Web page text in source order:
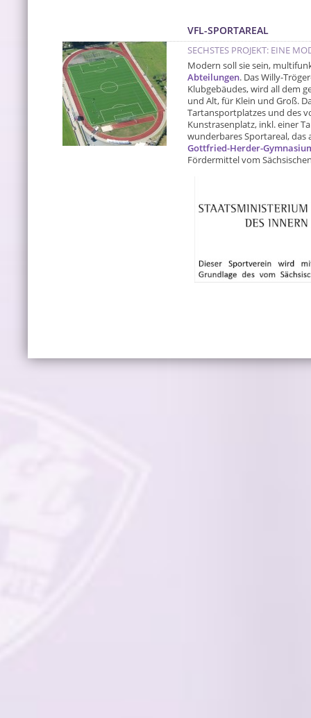
VFL-SPORTAREAL
SECHSTES PROJEKT: EINE
Modern soll sie sein,
Abteilungen. Das Willy-
Klubgebäudes, wird all dem
und Alt, für Klein und Groß.
Tartansportplatzes und des
Kunstrasenplatz, inkl. einer
wunderbares Sportareal,
Gottfried-Herder-
Fördermittel vom